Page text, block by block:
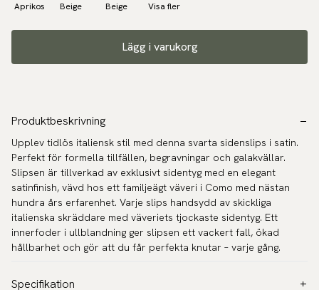
Aprikos Beige Beige Visa fler
Lägg i varukorg
Produktbeskrivning
Upplev tidlös italiensk stil med denna svarta sidenslips i satin.
Perfekt för formella tillfällen, begravningar och galakvällar.
Slipsen är tillverkad av exklusivt sidentyg med en elegant
satinfinish, vävd hos ett familjeägt väveri i Como med nästan
hundra års erfarenhet. Varje slips handsydd av skickliga
italienska skräddare med väveriets tjockaste sidentyg. Ett
innerfoder i ullblandning ger slipsen ett vackert fall, ökad
hållbarhet och gör att du får perfekta knutar – varje gång.
Specifikation